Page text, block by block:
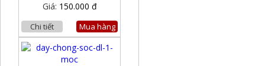
Giá: 150.000 đ
Chi tiết Mua hàng